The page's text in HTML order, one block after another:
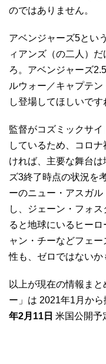
のではありません。
アベンジャーズ5とい
ィアンズ（の二人）
ろ。アベンジャーズ
ルウォー／キャプテ
し登場してほしいです
監督がコズミックサ
しているため、コロ
ければ、主要な舞台
ズ3終了時点の状況を
ーのニュー・アスガ
し、ジェーン・フォ
ると地球にいるヒー
ャン・チーなどフェ
性も、ゼロではないか
以上が現在の情報ま
ー」は 2021年1月から
年2月11日 米国公開予